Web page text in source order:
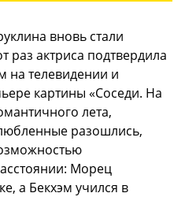
вновь стали
раз актриса подтвердила
на телевидении и
картины «Соседи. На
лета,
разошлись,
Морец
а Бекхэм учился в